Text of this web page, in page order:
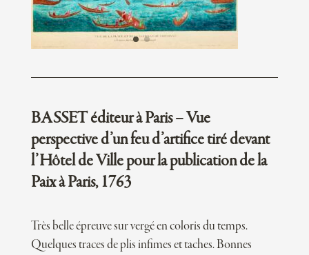
BASSET éditeur à Paris – Vue
perspective d’un feu d’artifice tiré devant
l’Hôtel de Ville pour la publication de la
Paix à Paris, 1763
Très belle épreuve sur vergé en coloris du temps.
Quelques traces de plis infimes et taches. Bonnes